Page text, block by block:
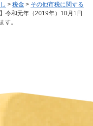
> 税金 > その他市税に関する
令和元年（2019年）10月1日
す。